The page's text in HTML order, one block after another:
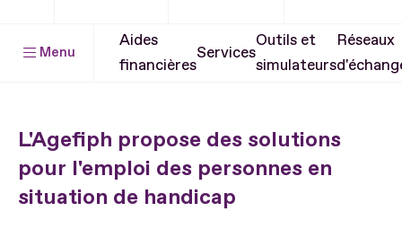
Menu
Aides
financières
Services
Outils et
simulateurs
Réseaux
L'Agefiph propose des solutions
pour l'emploi des personnes en
situation de handicap